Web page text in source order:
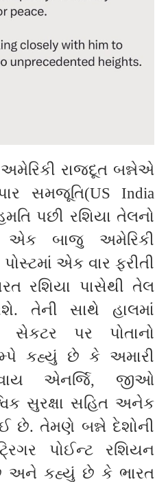
રાજદૂત બન્નેએ
સમજૂતિ(US India
પછી રશિયા તેલનો
એક બાજુ અમેરિકી
પોસ્ટમાં એક વાર ફરીતી
રશિયા પાસેથી તેલ
તેની સાથે હાલમાં
પર પોતાનો
કહ્યું છે કે અમારી
એનર્જિ, જીઓ
સુરક્ષા સહિત અનેક
છે. તેમણે બન્ને દેશોની
પોઈન્ટ રશિયન
અને કહ્યું છે કે ભારત